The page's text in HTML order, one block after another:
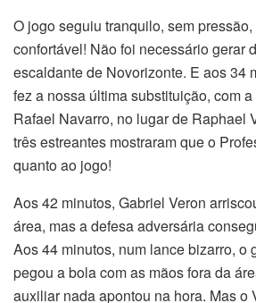
O jogo seguiu tranquilo, sem
confortável! Não foi necessário gerar
escaldante de Novorizonte. E aos 34
fez a nossa última substituição, com
Rafael Navarro, no lugar de Raphael
três estreantes mostraram que o
quanto ao jogo!
Aos 42 minutos, Gabriel Veron
área, mas a defesa adversária
Aos 44 minutos, num lance bizarro, o
pegou a bola com as mãos fora da
auxiliar nada apontou na hora. Mas o